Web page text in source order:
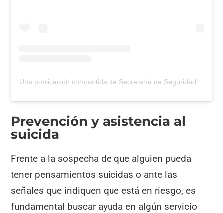
Una publicación compartida de Secretaría de Seguridad (@escobarseguridad)
Prevención y asistencia al
suicida
Frente a la sospecha de que alguien pueda
tener pensamientos suicidas o ante las
señales que indiquen que está en riesgo, es
fundamental buscar ayuda en algún servicio